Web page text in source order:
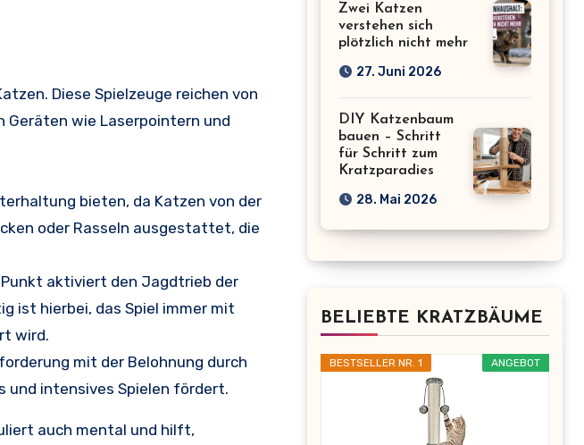
Diese Spielzeuge reichen von
Geräten wie Laserpointern und
bieten, da Katzen von der
oder Rasseln ausgestattet, die
aktiviert den Jagdtrieb der
ist hierbei, das Spiel immer mit
wird.
mit der Belohnung durch
und intensives Spielen fördert.
auch mental und hilft,
Zwei Katzen
verstehen sich
plötzlich nicht mehr
27. Juni 2026
DIY Katzenbaum
bauen – Schritt
für Schritt zum
Kratzparadies
28. Mai 2026
BELIEBTE KRATZBÄUME
ANGEBOT
BESTSELLER NR. 1